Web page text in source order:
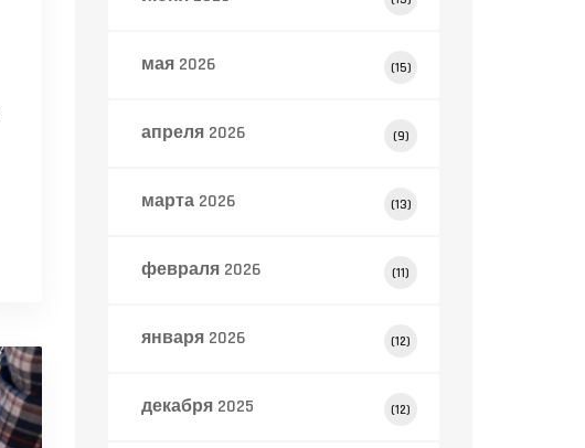
мая 2026 (15)
апреля 2026 (9)
марта 2026 (13)
февраля 2026 (11)
января 2026 (12)
декабря 2025 (12)